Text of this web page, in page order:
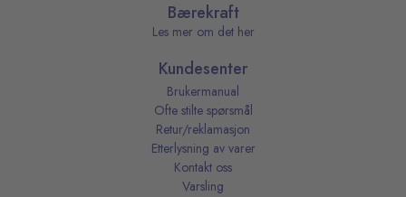
Bærekraft
Les mer om det her
Kundesenter
Brukermanual
Ofte stilte spørsmål
Retur/reklamasjon
Etterlysning av varer
Kontakt oss
Varsling